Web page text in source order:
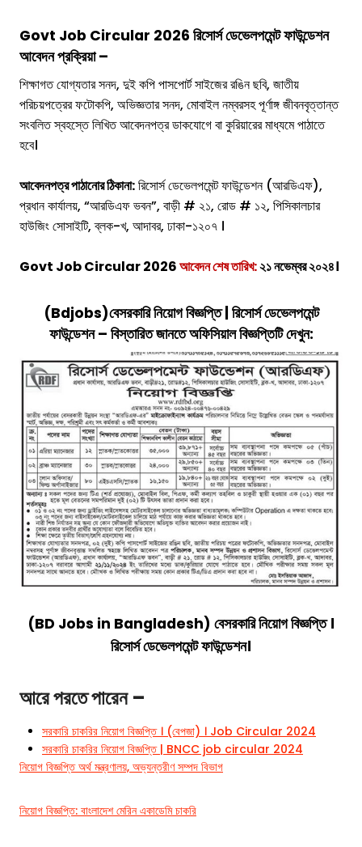
Govt Job Circular 2026 রিসোর্স ডেভেলপমেন্ট ফাউন্ডেশন
আবেদন প্রক্রিয়া –
শিক্ষাগত যোগ্যতার সনদ, দুই কপি পাসপোর্ট সাইজের রঙিন ছবি, জাতীয়
পরিচয়পত্রের ফটোকপি, অভিজ্ঞতার সনদ, মোবাইল নম্বরসহ পূর্ণাঙ্গ জীবনবৃত্তান্ত
সংবলিত স্বহস্তে লিখিত আবেদনপত্র ডাকযোগে বা কুরিয়ারের মাধ্যমে পাঠাতে
হবে।
আবেদনপত্র পাঠানোর ঠিকানা:রিসোর্স ডেভেলপমেন্ট ফাউন্ডেশন (আরডিএফ),
প্রধান কার্যালয়, “আরডিএফ ভবন”, বাড়ী # ২১, রোড # ১২, পিসিকালচার
হাউজিং সোসাইটি, ব্লক-খ, আদাবর, ঢাকা-১২০৭ ।
Govt Job Circular 2026আবেদন শেষ তারিখ:২১ নভেম্বর ২০২৪।
(Bdjobs)বেসরকারি নিয়োগ বিজ্ঞপ্তি | রিসোর্স ডেভেলপমেন্ট
ফাউন্ডেশন – বিস্তারিত জানতে অফিসিয়াল বিজ্ঞপ্তিটি দেখুন:
(BD Jobs in Bangladesh) বেসরকারি নিয়োগ বিজ্ঞপ্তি ।
রিসোর্স ডেভেলপমেন্ট ফাউন্ডেশন।
আরে পরতে পারেন –
সরকারি চাকরির নিয়োগ বিজ্ঞপ্তি । (বেপজা) । Job Circular 2024
সরকারি চাকরির নিয়োগ বিজ্ঞপ্তি | BNCC job circular 2024
নিয়োগ বিজ্ঞপ্তি অর্থ মন্ত্রণালয়, অভ্যন্তরীণ সম্পদ বিভাগ
নিয়োগ বিজ্ঞপ্তি: বাংলাদেশ মেরিন একাডেমি চাকরি